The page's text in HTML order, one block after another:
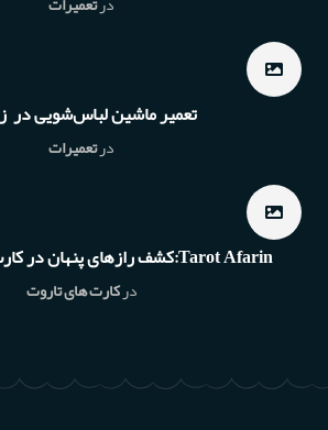
تعمیر ماشین لباس‌شویی در
درتعمیرات
Tarot Afarin:کشف رازهای پنهان در کارت‌های اسرارآمیز
درکارت های تاروت